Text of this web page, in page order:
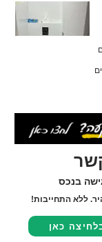
בנכס
ללא התחייבות!
כאן